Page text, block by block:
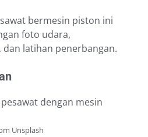
bermesin piston ini
foto udara,
latihan penerbangan.
Unsplash